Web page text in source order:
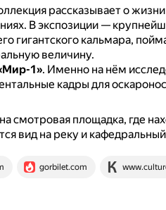
рассказывает о
В экспозиции —
гигантского кальмара,
величину.
1». Именно на нём
кадры для
смотровая площадка, где
вид на реку и
gorbilet.com